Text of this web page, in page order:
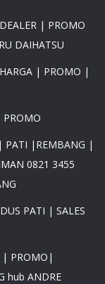
| PROMO
DAIHATSU
| PROMO |
PATI |REMBANG |
0821 3455
PATI | SALES
| PROMO|
hub ANDRE